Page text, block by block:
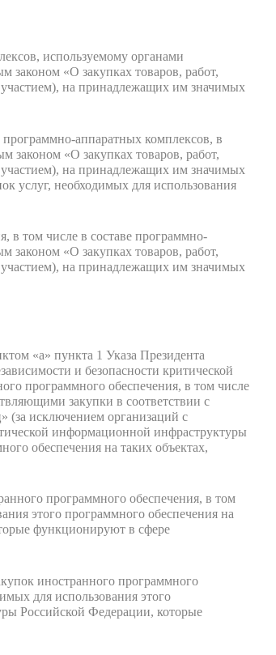
используемому органами
законом «О закупках товаров, работ,
на принадлежащих им значимых
программно-аппаратных комплексов, в
законом «О закупках товаров, работ,
на принадлежащих им значимых
услуг, необходимых для использования
в том числе в составе программно-
законом «О закупках товаров, работ,
на принадлежащих им значимых
«а» пункта 1 Указа Президента
и безопасности критической
программного обеспечения, в том числе
закупки в соответствии с
(за исключением организаций с
информационной инфраструктуры
обеспечения на таких объектах,
программного обеспечения, в том
этого программного обеспечения на
функционируют в сфере
иностранного программного
для использования этого
Российской Федерации, которые